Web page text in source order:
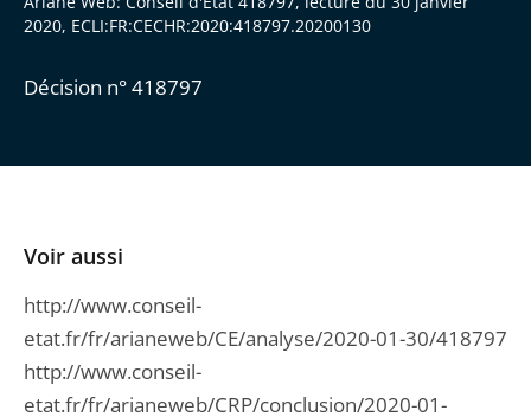
2020, ECLI:FR:CECHR:2020:418797.20200130
Décision n° 418797
Voir aussi
http://www.conseil-
etat.fr/fr/arianeweb/CE/analyse/2020-01-30/418797
http://www.conseil-
etat.fr/fr/arianeweb/CRP/conclusion/2020-01-